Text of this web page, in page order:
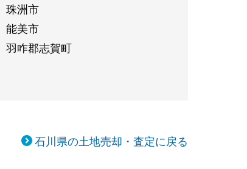
珠洲市
能美市
羽咋郡志賀町
石川県の土地売却・査定に戻る